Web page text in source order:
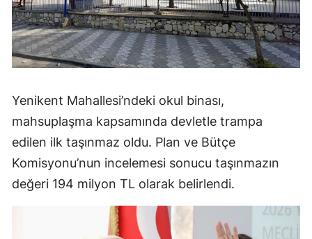
Yenikent Mahallesi’ndeki okul binası,
mahsuplaşma kapsamında devletle trampa
edilen ilk taşınmaz oldu. Plan ve Bütçe
Komisyonu’nun incelemesi sonucu taşınmazın
değeri 194 milyon TL olarak belirlendi.